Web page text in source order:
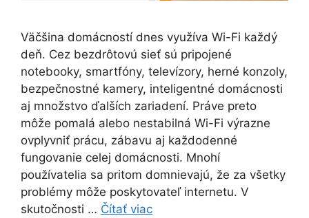
Väčšina domácností dnes využíva Wi-Fi každý
deň. Cez bezdrôtovú sieť sú pripojené
notebooky, smartfóny, televízory, herné konzoly,
bezpečnostné kamery, inteligentné domácnosti
aj množstvo ďalších zariadení. Práve preto
môže pomalá alebo nestabilná Wi-Fi výrazne
ovplyvniť prácu, zábavu aj každodenné
fungovanie celej domácnosti. Mnohí
používatelia sa pritom domnievajú, že za všetky
problémy môže poskytovateľ internetu. V
skutočnosti … Čítať viac